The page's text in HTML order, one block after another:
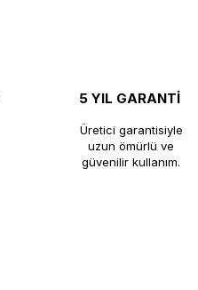
5 YIL GARANTİ
Üretici garantisiyle
uzun ömürlü ve
güvenilir kullanım.